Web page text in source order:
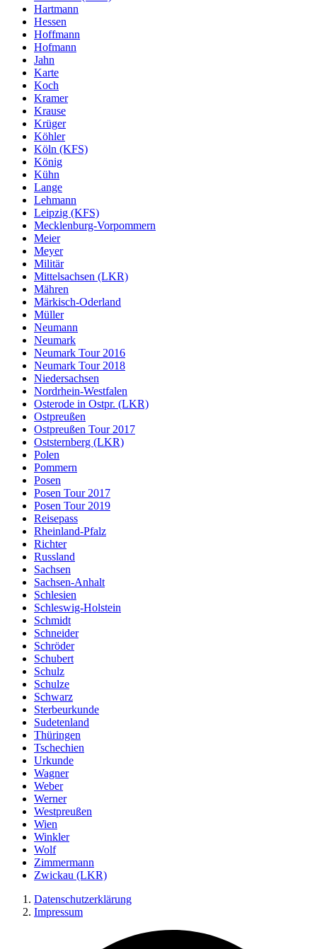
Hartmann
Hessen
Hoffmann
Hofmann
Jahn
Karte
Koch
Kramer
Krause
Krüger
Köhler
Köln (KFS)
König
Kühn
Lange
Lehmann
Leipzig (KFS)
Mecklenburg-Vorpommern
Meier
Meyer
Militär
Mittelsachsen (LKR)
Mähren
Märkisch-Oderland
Müller
Neumann
Neumark
Neumark Tour 2016
Neumark Tour 2018
Niedersachsen
Nordrhein-Westfalen
Osterode in Ostpr. (LKR)
Ostpreußen
Ostpreußen Tour 2017
Oststernberg (LKR)
Polen
Pommern
Posen
Posen Tour 2017
Posen Tour 2019
Reisepass
Rheinland-Pfalz
Richter
Russland
Sachsen
Sachsen-Anhalt
Schlesien
Schleswig-Holstein
Schmidt
Schneider
Schröder
Schubert
Schulz
Schulze
Schwarz
Sterbeurkunde
Sudetenland
Thüringen
Tschechien
Urkunde
Wagner
Weber
Werner
Westpreußen
Wien
Winkler
Wolf
Zimmermann
Zwickau (LKR)
Datenschutzerklärung
Impressum